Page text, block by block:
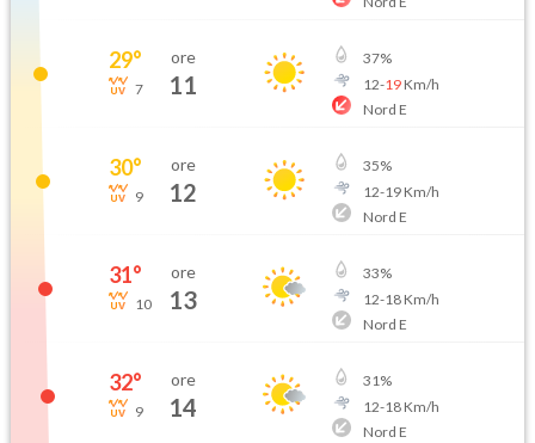
29°
7
ore
11
37%
12-19Km/h
Nord E
30°
9
ore
12
35%
12-19Km/h
Nord E
31°
10
ore
13
33%
12-18Km/h
Nord E
32°
9
ore
14
31%
12-18Km/h
Nord E